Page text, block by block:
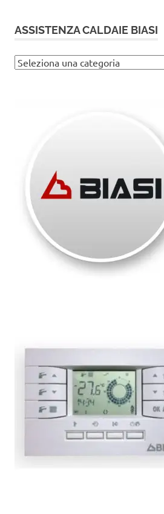
ASSISTENZA CALDAIE BIASI
Assistenza